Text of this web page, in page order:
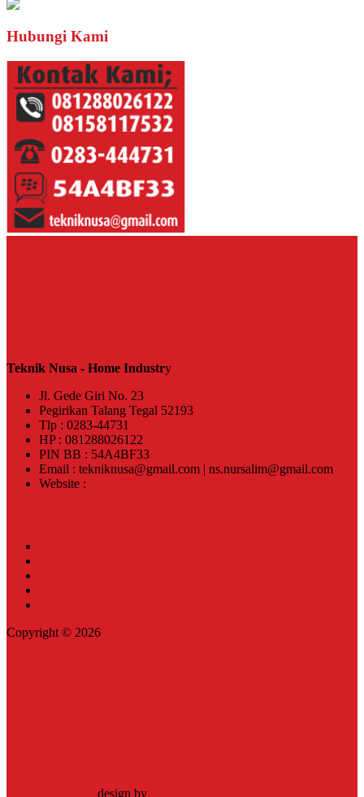
Hubungi Kami
Teknik Nusa - Home Industry
Jl. Gede Giri No. 23
Pegirikan Talang Tegal 52193
Tlp : 0283-44731
HP : 081288026122
PIN BB : 54A4BF33
Email : tekniknusa@gmail.com | ns.nursalim@gmail.com
Website :
Copyright © 2026
design by